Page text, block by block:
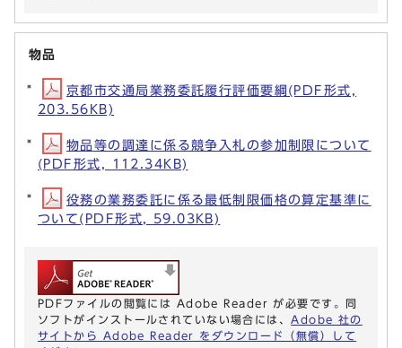
物品
京都市交通局業務委託履行評価要綱(PDF形式,
203.56KB)
物品等の調達に係る競争入札の参加制限について
(PDF形式, 112.34KB)
役務の業務委託に係る最低制限価格の算定基準に
ついて(PDF形式, 59.03KB)
PDFファイルの閲覧には Adobe Reader が必要です。同
ソフトがインストールされていない場合には、 Adobe 社の
サイトから Adobe Reader をダウンロード（無償）して